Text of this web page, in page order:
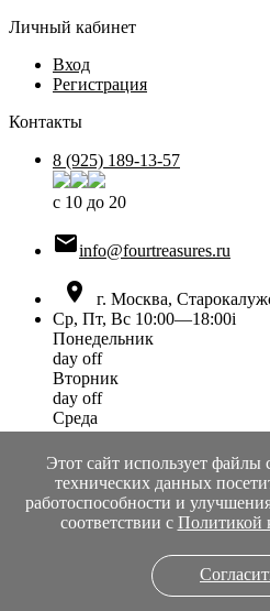
Этот сайт использует файлы
технических данных
работоспособности и
соответствии с Политикой
Личный кабинет
Вход
Регистрация
Контакты
8 (925) 189-13-57
с 10 до 20
info@fourtreasures.ru

г. Москва,
Ср, Пт, Вс 10:00—18:00i
Понедельник
day off
Вторник
day off
Среда
10:00 — 18:00
Четверг
day off
Пятница
10:00 — 18:00
10:00 — 18:00